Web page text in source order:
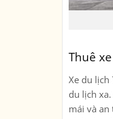
Thuê
Xe du lịch
du lịch
mái và